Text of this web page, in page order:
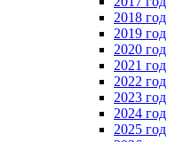
2018 год
2019 год
2020 год
2021 год
2022 год
2023 год
2024 год
2025 год